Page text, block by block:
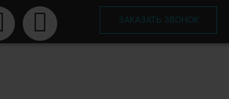
ЗАКАЗАТЬ ЗВОНОК